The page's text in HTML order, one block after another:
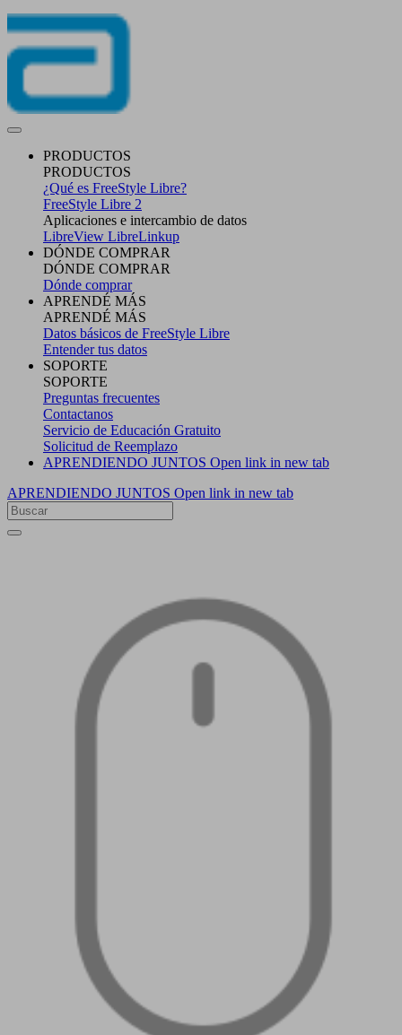
PRODUCTOS
PRODUCTOS
¿Qué es FreeStyle Libre?
FreeStyle Libre 2
Aplicaciones e intercambio de datos
LibreView LibreLinkup
DÓNDE COMPRAR
DÓNDE COMPRAR
Dónde comprar
APRENDÉ MÁS
APRENDÉ MÁS
Datos básicos de FreeStyle Libre
Entender tus datos
SOPORTE
SOPORTE
Preguntas frecuentes
Contactanos
Servicio de Educación Gratuito
Solicitud de Reemplazo
APRENDIENDO JUNTOS Open link in new tab
APRENDIENDO JUNTOS Open link in new tab